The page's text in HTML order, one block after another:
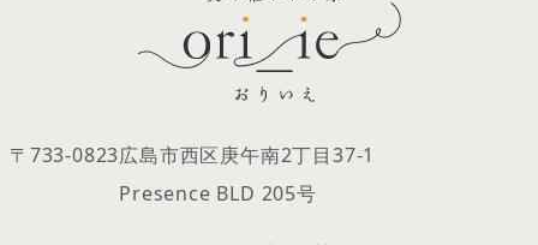
〒733-0823広島市西区庚午南2丁目37‐1
Presence BLD 205号